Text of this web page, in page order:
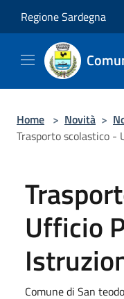
Regione Sardegna
Home > Novità >
Trasporto scolastico -
Ufficio
Comune di San